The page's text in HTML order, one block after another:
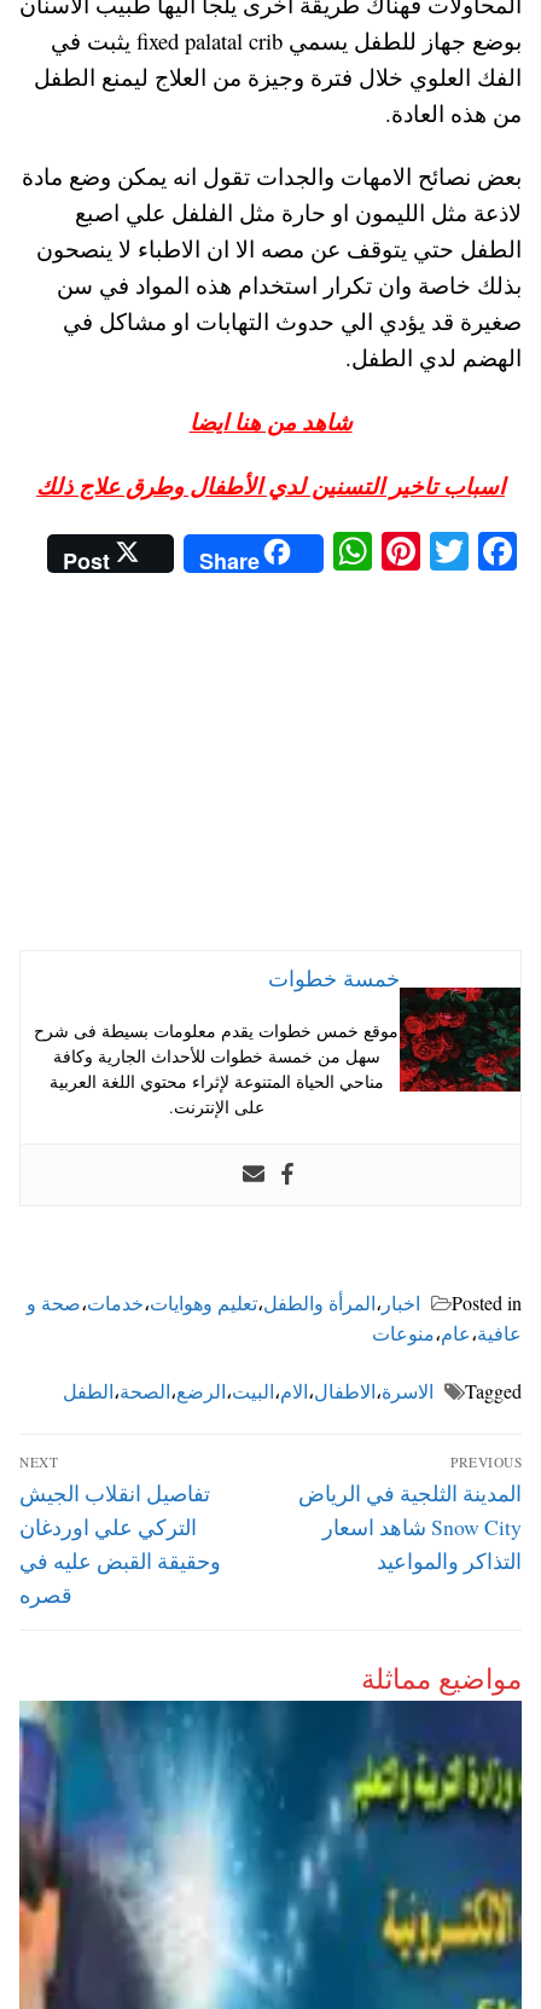
بوضع جهاز للطفل يسمي fixed palatal crib يثبت في
الفك العلوي خلال فترة وجيزة من العلاج ليمنع الطفل
من هذه العادة.
بعض نصائح الامهات والجدات تقول انه يمكن وضع مادة
لاذعة مثل الليمون او حارة مثل الفلفل علي اصبع
الطفل حتي يتوقف عن مصه الا ان الاطباء لا ينصحون
بذلك خاصة وان تكرار استخدام هذه المواد في سن
صغيرة قد يؤدي الي حدوث التهابات او مشاكل في
الهضم لدي الطفل.
شاهد من هنا ايضا
اسباب تاخير التسنين لدي الأطفال وطرق علاج ذلك
Fa
T
Pi
W
ha
Share
Post
خمسة خطوات
موقع خمس خطوات يقدم معلومات بسيطة فى شرح
سهل من خمسة خطوات للأحداث الجارية وكافة
مناحي الحياة المتنوعة لإثراء محتوي اللغة العربية
على الإنترنت.
Posted in اخبار ،المرأة والطفل،تعليم وهوايات،خدمات،صحة و
عافية،عام،منوعات
Tagged الاسرة،الاطفال،الام،البيت،الرضع،الصحة،الطفل
تصفّح
المقالات
PREVIOUS
Previous
post:
المدينة الثلجية في الرياض
Snow City شاهد اسعار
التذاكر والمواعيد
NEXT
Next
post:
تفاصيل انقلاب الجيش
التركي علي اوردغان
وحقيقة القبض عليه في
قصره
مواضيع مماثلة